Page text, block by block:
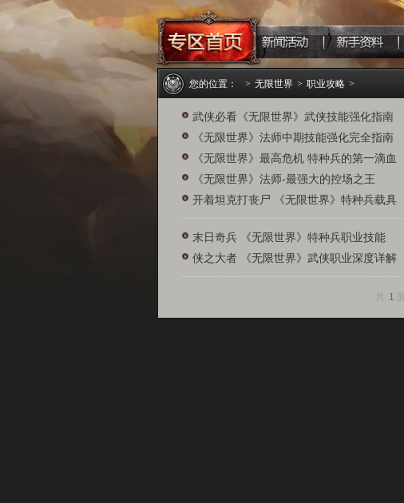
您的位置： > 无限世界 > 职业攻略 >
武侠必看《无限世界》武侠技能强化指南
《无限世界》法师中期技能强化完全指南
《无限世界》最高危机 特种兵的第一滴血
《无限世界》法师-最强大的控场之王
开着坦克打丧尸 《无限世界》特种兵载具
末日奇兵 《无限世界》特种兵职业技能
侠之大者 《无限世界》武侠职业深度详解
共 1 页